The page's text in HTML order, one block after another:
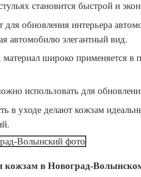
становится быстрой и
обновления интерьера
автомобилю элегантный вид.
материал широко применяется
использовать для
в уходе делают кожзам
кожзам в Новоград-